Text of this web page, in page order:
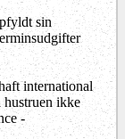
sin
international
hustruen ikke
-